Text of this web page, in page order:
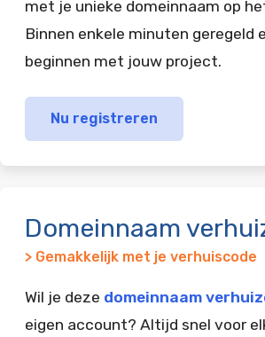
met je unieke domeinnaam op
Binnen enkele minuten geregeld
beginnen met jouw project.
Nu registreren
Domeinnaam
> Gemakkelijk met je verhuiscode
Wil je deze domeinnaam
eigen account? Altijd snel voor